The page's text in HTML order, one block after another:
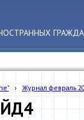
› Журнал февраль